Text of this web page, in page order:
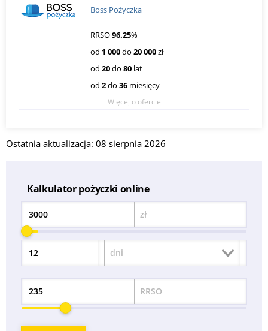
Boss Pożyczka
RRSO96.25%
od 1 000do 20 000zł
od 20do 80 lat
od 2do 36 miesięcy
Więcej o ofercie
Ostatnia aktualizacja: 08 sierpnia 2026
Kalkulator pożyczki online
Kwota zł
Okres dni
Odsetek RRSO